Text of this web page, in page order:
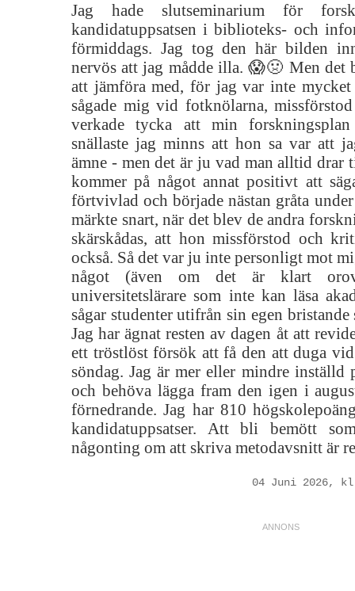
Jag hade slutseminarium för
kandidatuppsatsen i biblioteks- och
förmiddags. Jag tog den här bilden
nervös att jag mådde illa. 😱🤢 Men det
att jämföra med, för jag var inte mycket
sågade mig vid fotknölarna,
verkade tycka att min
snällaste jag minns att hon sa var att
ämne - men det är ju vad man alltid drar
kommer på något annat positivt att
förtvivlad och började nästan gråta
märkte snart, när det blev de andra
skärskådas, att hon missförstod och
också. Så det var ju inte personligt mot
något (även om det är klart
universitetslärare som inte kan läsa
sågar studenter utifrån sin egen bristande
Jag har ägnat resten av dagen åt att
ett tröstlöst försök att få den att duga
söndag. Jag är mer eller mindre inställd
och behöva lägga fram den igen i
förnedrande. Jag har 810
kandidatuppsatser. Att bli bemött
någonting om att skriva metodavsnitt är
04 Juni 2026, kl